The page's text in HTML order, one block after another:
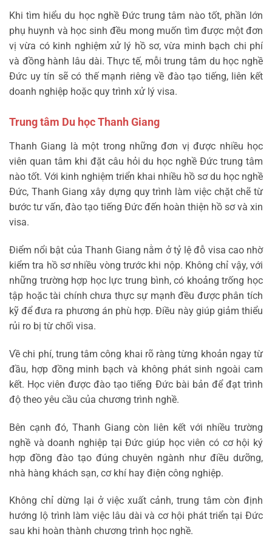
Khi tìm hiểu du học nghề Đức trung tâm nào tốt, phần lớn
phụ huynh và học sinh đều mong muốn tìm được một đơn
vị vừa có kinh nghiệm xử lý hồ sơ, vừa minh bạch chi phí
và đồng hành lâu dài. Thực tế, mỗi trung tâm du học nghề
Đức uy tín sẽ có thế mạnh riêng về đào tạo tiếng, liên kết
doanh nghiệp hoặc quy trình xử lý visa.
Trung tâm Du học Thanh Giang
Thanh Giang là một trong những đơn vị được nhiều học
viên quan tâm khi đặt câu hỏi du học nghề Đức trung tâm
nào tốt. Với kinh nghiệm triển khai nhiều hồ sơ du học nghề
Đức, Thanh Giang xây dựng quy trình làm việc chặt chẽ từ
bước tư vấn, đào tạo tiếng Đức đến hoàn thiện hồ sơ và xin
visa.
Điểm nổi bật của Thanh Giang nằm ở tỷ lệ đỗ visa cao nhờ
kiểm tra hồ sơ nhiều vòng trước khi nộp. Không chỉ vậy, với
những trường hợp học lực trung bình, có khoảng trống học
tập hoặc tài chính chưa thực sự mạnh đều được phân tích
kỹ để đưa ra phương án phù hợp. Điều này giúp giảm thiểu
rủi ro bị từ chối visa.
Về chi phí, trung tâm công khai rõ ràng từng khoản ngay từ
đầu, hợp đồng minh bạch và không phát sinh ngoài cam
kết. Học viên được đào tạo tiếng Đức bài bản để đạt trình
độ theo yêu cầu của chương trình nghề.
Bên cạnh đó, Thanh Giang còn liên kết với nhiều trường
nghề và doanh nghiệp tại Đức giúp học viên có cơ hội ký
hợp đồng đào tạo đúng chuyên ngành như điều dưỡng,
nhà hàng khách sạn, cơ khí hay điện công nghiệp.
Không chỉ dừng lại ở việc xuất cảnh, trung tâm còn định
hướng lộ trình làm việc lâu dài và cơ hội phát triển tại Đức
sau khi hoàn thành chương trình học nghề.